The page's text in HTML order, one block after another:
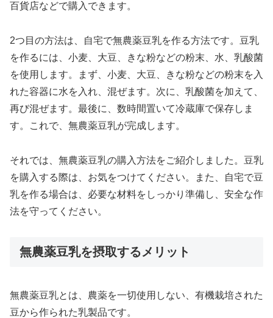
百貨店などで購入できます。
2つ目の方法は、自宅で無農薬豆乳を作る方法です。豆乳
を作るには、小麦、大豆、きな粉などの粉末、水、乳酸菌
を使用します。まず、小麦、大豆、きな粉などの粉末を入
れた容器に水を入れ、混ぜます。次に、乳酸菌を加えて、
再び混ぜます。最後に、数時間置いて冷蔵庫で保存しま
す。これで、無農薬豆乳が完成します。
それでは、無農薬豆乳の購入方法をご紹介しました。豆乳
を購入する際は、お気をつけてください。また、自宅で豆
乳を作る場合は、必要な材料をしっかり準備し、安全な作
法を守ってください。
無農薬豆乳を摂取するメリット
無農薬豆乳とは、農薬を一切使用しない、有機栽培された
豆から作られた乳製品です。